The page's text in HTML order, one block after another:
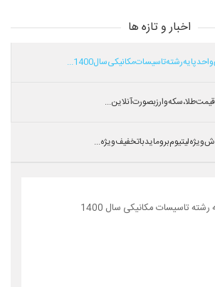
اخبار و تازه ها
پایه رشته تاسیسات مکانیکی سال 1400...
قیمت طلا،سکه و ارز بصورت آنلاین...
ویژه لیتیوم بروماید با تخفیف ویژه...
تاسیسات مکانیکی سال 1400